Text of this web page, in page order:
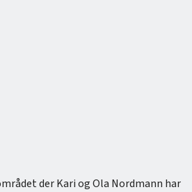
der Kari og Ola Nordmann har